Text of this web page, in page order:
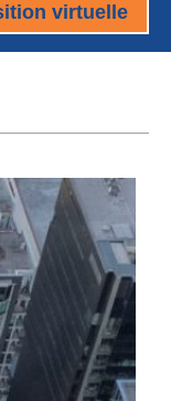
virtuelle